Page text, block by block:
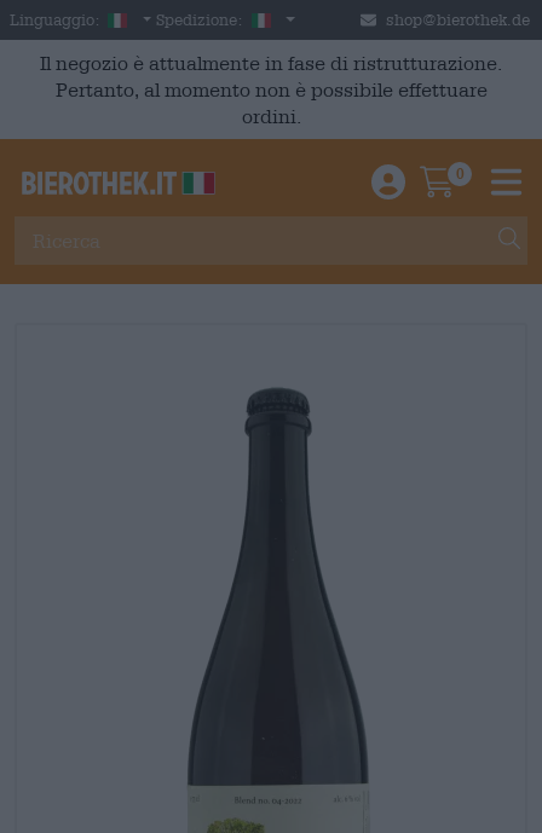
Skip to main content
Linguaggio: Italian
Spedizione: Italia shop@bierothek.de
Il negozio è attualmente in fase di ristrutturazione.
Pertanto, al momento non è possibile effettuare
ordini.
Einloggen /
0